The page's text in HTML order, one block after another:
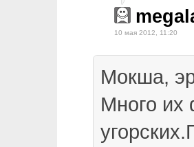
10 мая 2012, 11:20
Мокша,
Много их